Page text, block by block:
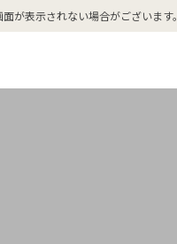
が表示されない場合がございます。